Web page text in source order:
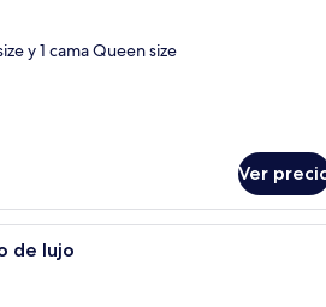
y 1 cama Queen size
Ver
Una sala de estar moderna
de lujo